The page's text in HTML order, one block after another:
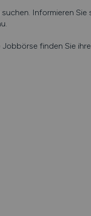
Informieren Sie
.
finden Sie